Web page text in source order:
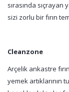
sırasında
sizi zorlu bir fırın
Cleanzone
Arçelik ankastre
yemek artıklarının